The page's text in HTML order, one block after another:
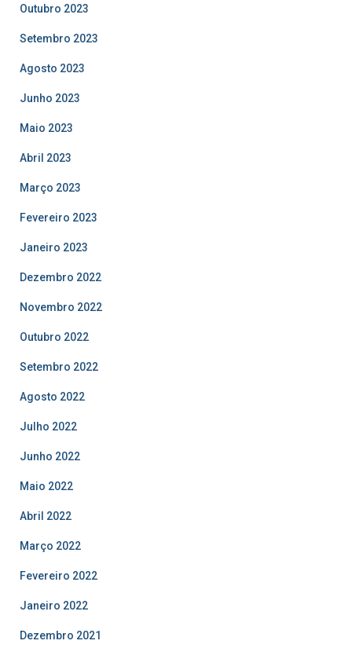
Outubro 2023
Setembro 2023
Agosto 2023
Junho 2023
Maio 2023
Abril 2023
Março 2023
Fevereiro 2023
Janeiro 2023
Dezembro 2022
Novembro 2022
Outubro 2022
Setembro 2022
Agosto 2022
Julho 2022
Junho 2022
Maio 2022
Abril 2022
Março 2022
Fevereiro 2022
Janeiro 2022
Dezembro 2021